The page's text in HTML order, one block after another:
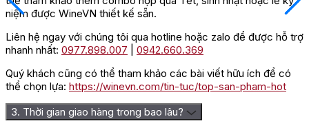
Cabernet sauvignon”
Bạn phải
đăng nhập
niệm được WineVN thiết kế sẵn.
Liên hệ ngay với chúng tôi qua hotline hoặc zalo để được hỗ trợ
nhanh nhất: 0977.898.007
0942.660.369
Quý khách cũng có thể tham khảo các bài viết hữu ích để có
thể chọn lựa: https://winevn.com/tin-tuc/top-san-pham-hot
3. Thời gian giao hàng trong bao lâu?